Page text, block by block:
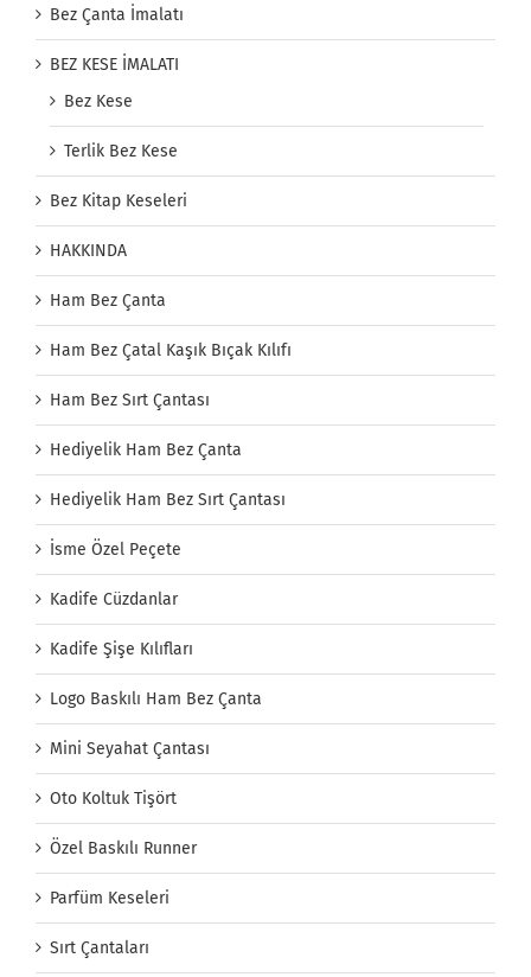
Bez Çanta İmalatı
BEZ KESE İMALATI
Bez Kese
Terlik Bez Kese
Bez Kitap Keseleri
HAKKINDA
Ham Bez Çanta
Ham Bez Çatal Kaşık Bıçak Kılıfı
Ham Bez Sırt Çantası
Hediyelik Ham Bez Çanta
Hediyelik Ham Bez Sırt Çantası
İsme Özel Peçete
Kadife Cüzdanlar
Kadife Şişe Kılıfları
Logo Baskılı Ham Bez Çanta
Mini Seyahat Çantası
Oto Koltuk Tişört
Özel Baskılı Runner
Parfüm Keseleri
Sırt Çantaları